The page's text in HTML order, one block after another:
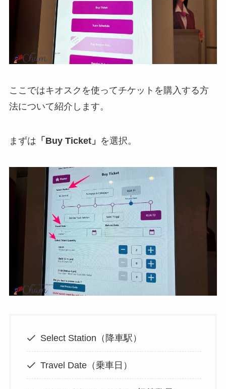
ここではキオスクを使ってチケットを購入する方
法について紹介します。
まずは 「Buy Ticket」 を選択。
Select Station（降車駅）
Travel Date（乗車日）